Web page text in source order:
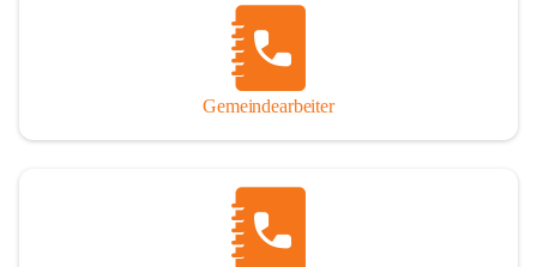
Gemeindearbeiter